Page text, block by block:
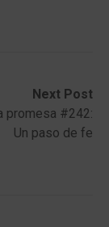
Next Post
promesa #242:
Un paso de fe